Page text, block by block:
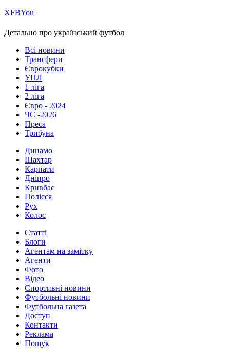
ХFBYou
Детально про український футбол
Всі новини
Трансфери
Єврокубки
УПЛ
1 ліга
2 ліга
Євро - 2024
ЧС -2026
Преса
Трибуна
Динамо
Шахтар
Карпати
Дніпро
Кривбас
Полісся
Рух
Колос
Статті
Блоги
Агентам на замітку
Агенти
Фото
Відео
Спортивні новини
Футбольні новини
Футбольна газета
Доступ
Контакти
Реклама
Пошук